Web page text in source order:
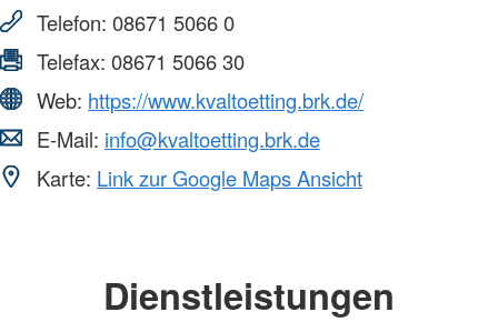
Telefon: 08671 5066 0
Telefax: 08671 5066 30
Web: https://www.kvaltoetting.brk.de/
E-Mail: info@kvaltoetting.brk.de
Karte: Link zur Google Maps Ansicht
Dienstleistungen